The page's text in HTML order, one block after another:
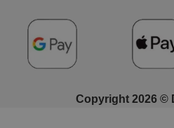
Copyright 2026 ©